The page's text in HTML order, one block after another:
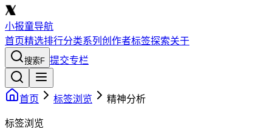
小报童导航
首页精选排行分类系列 创作者标签探索关于
搜索F 提交专栏
首页 标签浏览 精神分析
标签浏览